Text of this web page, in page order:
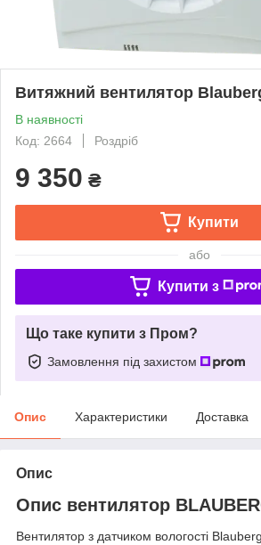
Витяжний вентилятор
В наявності
Код: 2664
Роздріб
9 350 ₴
Купити
або
Купити з
Що таке купити з Пром?
Замовлення під захистом
Опис Характеристики Доставка
Опис
Опис вентилятор
Вентилятор з датчиком вологості